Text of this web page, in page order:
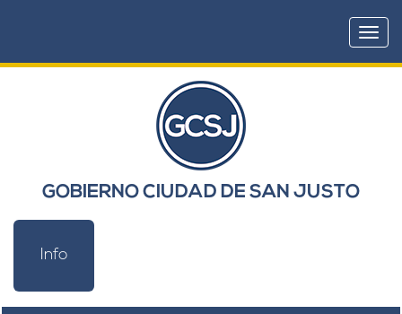
GOBIERNO CIUDAD DE SAN JUSTO
Info